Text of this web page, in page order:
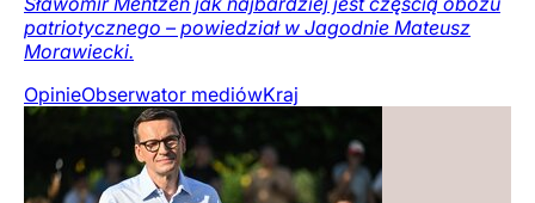
patriotycznego – powiedział w Jagodnie Mateusz
Morawiecki.
OpinieObserwator mediówKraj